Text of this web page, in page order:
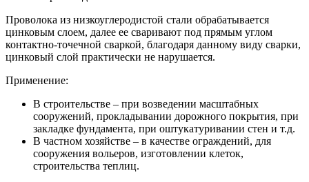
Проволока из низкоуглеродистой стали обрабатывается
цинковым слоем, далее ее сваривают под прямым углом
контактно-точечной сваркой, благодаря данному виду сварки,
цинковый слой практически не нарушается.
Применение:
В строительстве – при возведении масштабных
сооружений, прокладывании дорожного покрытия, при
закладке фундамента, при оштукатуривании стен и т.д.
В частном хозяйстве – в качестве ограждений, для
сооружения вольеров, изготовлении клеток,
строительства теплиц.